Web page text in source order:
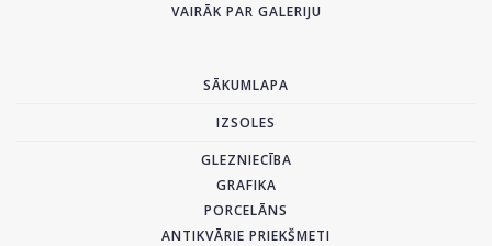
VAIRĀK PAR GALERIJU
SĀKUMLAPA
IZSOLES
GLEZNIECĪBA
GRAFIKA
PORCELĀNS
ANTIKVĀRIE PRIEKŠMETI